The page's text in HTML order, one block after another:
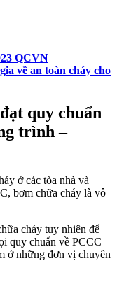
QCVN
về an toàn cháy cho
quy chuẩn
trình –
ở các tòa nhà và
bơm chữa cháy là vô
cháy tuy nhiên để
quy chuẩn về PCCC
ở những đơn vị chuyên